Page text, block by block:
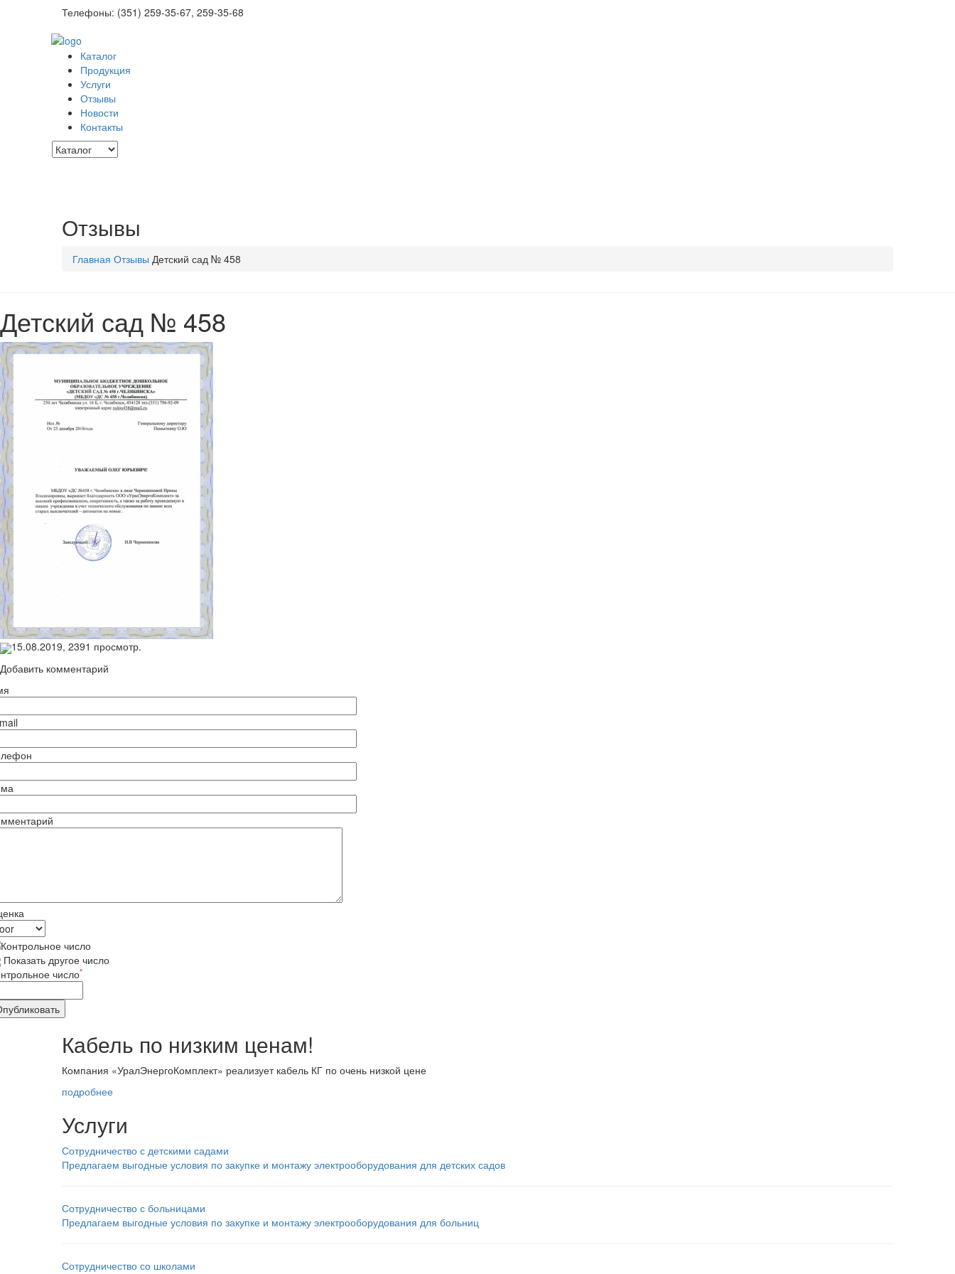
Телефоны: (351) 259-35-67, 259-35-68
Каталог
Продукция
Услуги
Отзывы
Новости
Контакты
Отзывы
Главная Отзывы Детский сад № 458
Детский сад № 458
15.08.2019, 2391 просмотр.
Добавить комментарий
Показать другое число
число*
Кабель по низким ценам!
Компания «УралЭнергоКомплект» реализует кабель КГ по очень низкой цене
подробнее
Услуги
Сотрудничество с детскими садами
Предлагаем выгодные условия по закупке и монтажу электрооборудования для детских садов
Сотрудничество с больницами
Предлагаем выгодные условия по закупке и монтажу электрооборудования для больниц
Сотрудничество со школами